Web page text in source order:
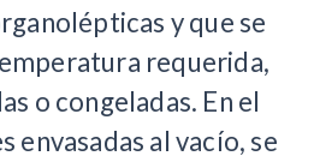
y que se
requerida,
o congeladas. En el
envasadas al vacío, se